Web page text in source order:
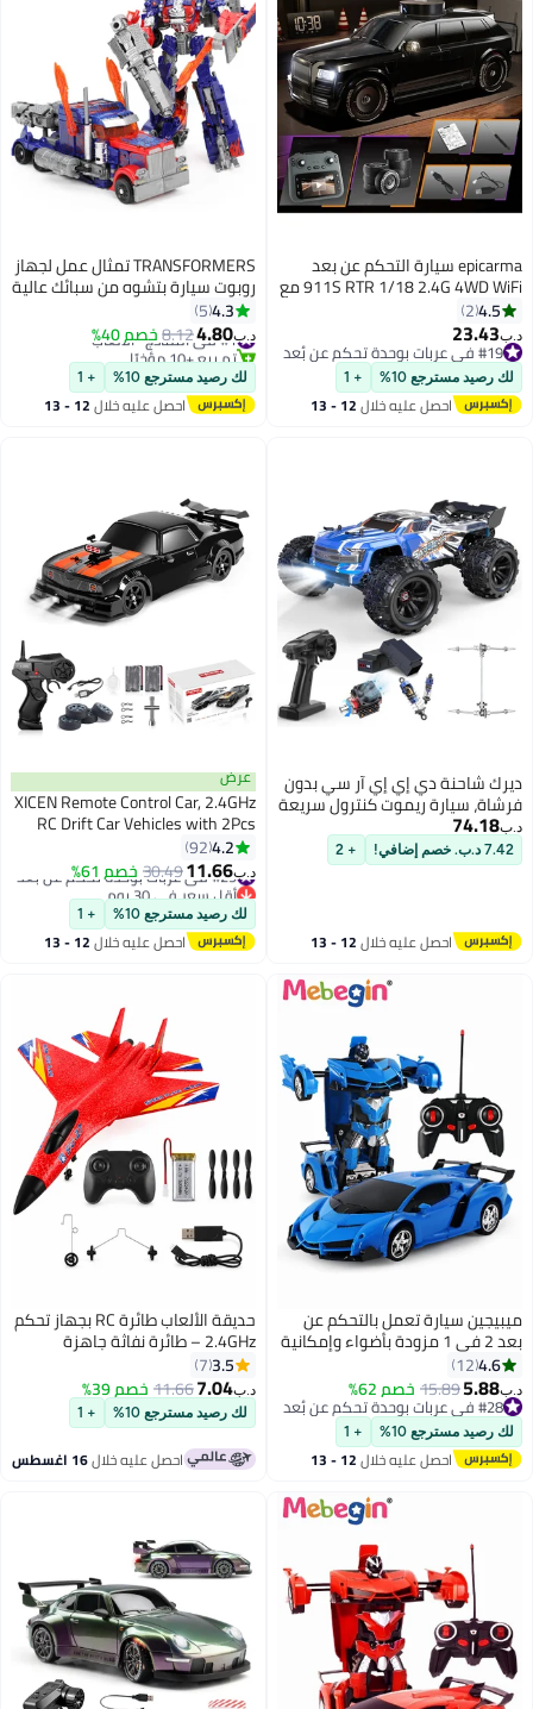
epicarma سيارة التحكم عن بعد
911S RTR 1/18 2.4G 4WD WiFi مع
تحكم عبر التطبيق، جهاز تحكم
بشاشة، أضواء LED، سيارة سباق
سريعة على الطرق الوعرة/المعبدة
للأطفال والبالغين
4.5
2
د.ب‏23.43
#19 في عربات بوحدة تحكم عن بُعد
#19 في عربات بوحدة تحكم عن بُعد
لك رصيد مسترجع 10% + 1
احصل عليه خلال 12 - 13
TRANSFORMERS تمثال عمل لجهاز
روبوت سيارة بتشوه من سبائك عالية
معدنية مصبوبة وميزات إضاءة -
قابل للتحويل بين سيارة رياضية
وروبوت في 12 خطوة - للأطفال من
عمر 8 سنوات فما فوق
4.3
5
د.ب‏4.80
8.12خصم 40% #1 في النماذج- الألعاب
تم بيع +10 مؤخرًا
#1 في النماذج- الألعاب
لك رصيد مسترجع 10% + 1
احصل عليه خلال 12 - 13
ديرك شاحنة دي إي إي آر سي بدون
فرشاة، سيارة ريموت كنترول سريعة
بسرعة قصوى 42 ميلاً في الساعة
تعمل بالتحكم عن بعد، شاحنة وحش
بوليمر
د.ب‏74.18
7.42 د.ب. خصم إضافي! + 2
احصل عليه خلال 12 - 13
عرض
XICEN Remote Control Car, 2.4GHz
RC Drift Car Vehicles with 2Pcs
Rechargeable Batteries, 1:16 Scale
4WD 18KM/H High Speed Model
Vehicle, Racing Car Toy with LED
Lights and Spray Rubber Tire, Gift
for Adults Boys Girls Kids
4.2
92
د.ب‏11.66
30.49خصم 61% #29 في عربات بوحدة تحكم عن بُعد
أقل سعر في 30 يوم
#29 في عربات بوحدة تحكم عن بُعد
لك رصيد مسترجع 10% + 1
احصل عليه خلال 12 - 13
ميبيجين سيارة تعمل بالتحكم عن
بعد 2 في 1 مزودة بأضواء وإمكانية
مظهر رائع وتصميم قابل للتحويل
بنقرة واحدة، لعبة سيارة متحولة
بمقياس 1:18، مصنوعة من مواد
ABS متينة وآمنة، هدية مثالية
للأطفال من عمر 3 سنوات فما فوق
4.6
12
د.ب‏5.88
15.89خصم 62%
#28 في عربات بوحدة تحكم عن بُعد
#28 في عربات بوحدة تحكم عن بُعد
لك رصيد مسترجع 10% + 1
احصل عليه خلال 12 - 13
حديقة الألعاب طائرة RC بجهاز تحكم
2.4GHz – طائرة نفاثة جاهزة
بطارية، وأضواء رائعة، سهلة
الاستخدام للأطفال والكبار (أحمر)
3.5
7
د.ب‏7.04
11.66خصم 39%
لك رصيد مسترجع 10% + 1
احصل عليه خلال16 اغسطس